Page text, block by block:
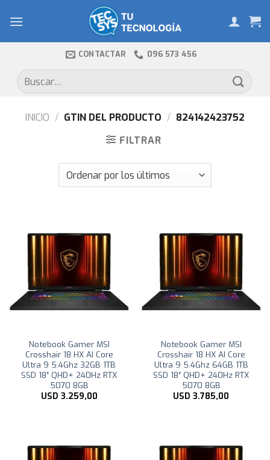
CONTACTAR 096 573 456
Buscar
por:
INICIO / GTIN DEL PRODUCTO / 824142423752
FILTRAR
Notebook Gamer MSI
Crosshair 18 HX AI Core
Ultra 9 5.4Ghz 32GB 1TB
SSD 18″ QHD+ 240Hz RTX
5070 8GB
USD 3.259,00
Notebook Gamer MSI
Crosshair 18 HX AI Core
Ultra 9 5.4Ghz 64GB 1TB
SSD 18″ QHD+ 240Hz RTX
5070 8GB
USD 3.785,00